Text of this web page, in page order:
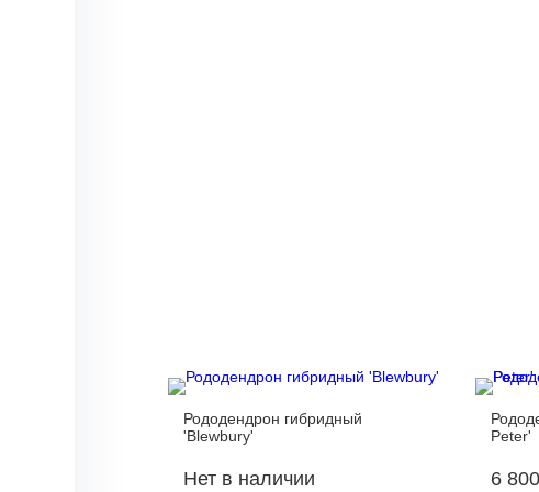
Рододендрон гибридный
'Blewbury'
Нет в наличии
Peter'
6